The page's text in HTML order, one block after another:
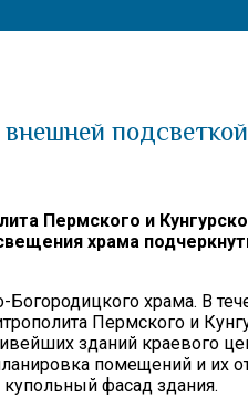
подсветкой
Пермского и
храма
храма. В
Пермского и
зданий краевого
помещений и их
фасад здания.